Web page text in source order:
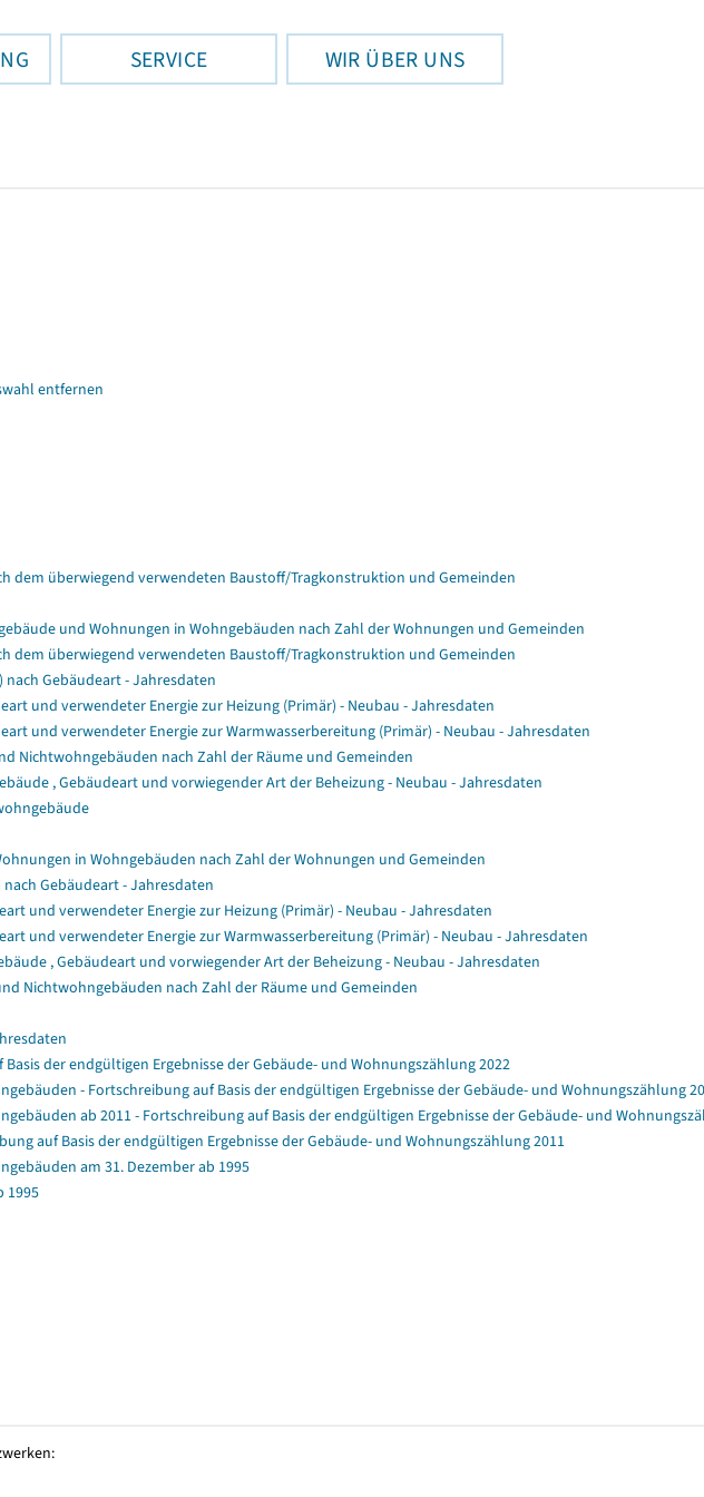
SERVICE WIR ÜBER UNS
entfernen
dem überwiegend verwendeten Baustoff/Tragkonstruktion und Gemeinden
und Wohnungen in Wohngebäuden nach Zahl der Wohnungen und Gemeinden
dem überwiegend verwendeten Baustoff/Tragkonstruktion und Gemeinden
Gebäudeart - Jahresdaten
und verwendeter Energie zur Heizung (Primär) - Neubau - Jahresdaten
und verwendeter Energie zur Warmwasserbereitung (Primär) - Neubau - Jahresdaten
Nichtwohngebäuden nach Zahl der Räume und Gemeinden
, Gebäudeart und vorwiegender Art der Beheizung - Neubau - Jahresdaten
in Wohngebäuden nach Zahl der Wohnungen und Gemeinden
Gebäudeart - Jahresdaten
und verwendeter Energie zur Heizung (Primär) - Neubau - Jahresdaten
und verwendeter Energie zur Warmwasserbereitung (Primär) - Neubau - Jahresdaten
, Gebäudeart und vorwiegender Art der Beheizung - Neubau - Jahresdaten
Nichtwohngebäuden nach Zahl der Räume und Gemeinden
der endgültigen Ergebnisse der Gebäude- und Wohnungszählung 2022
- Fortschreibung auf Basis der endgültigen Ergebnisse der Gebäude- und Wohnungszählung
ab 2011 - Fortschreibung auf Basis der endgültigen Ergebnisse der Gebäude- und
auf Basis der endgültigen Ergebnisse der Gebäude- und Wohnungszählung 2011
am 31. Dezember ab 1995
1995